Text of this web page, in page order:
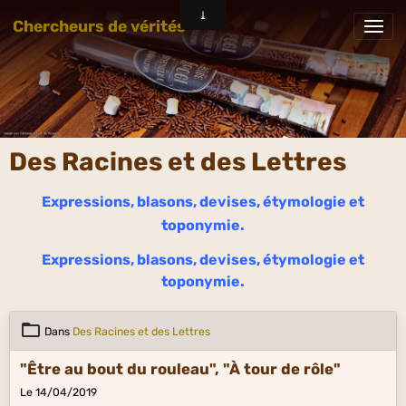
Chercheurs de vérités
Des Racines et des Lettres
Expressions, blasons, devises, étymologie et
toponymie.
Expressions, blasons, devises, étymologie et
toponymie.
Dans Des Racines et des Lettres
"Être au bout du rouleau", "À tour de rôle"
Le 14/04/2019